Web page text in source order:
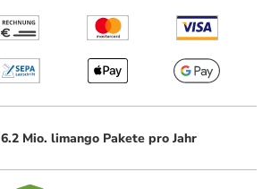
6.2 Mio. limango Pakete pro Jahr